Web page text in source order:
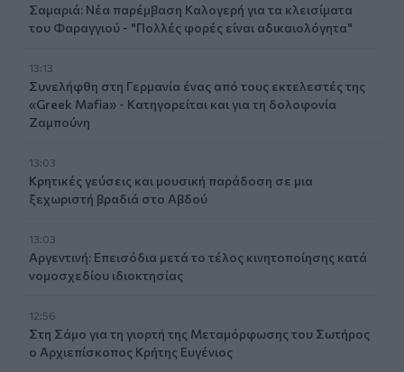
Σαμαριά: Νέα παρέμβαση Καλογερή για τα κλεισίματα
του Φαραγγιού - "Πολλές φορές είναι αδικαιολόγητα"
13:13
Συνελήφθη στη Γερμανία ένας από τους εκτελεστές της
«Greek Mafia» - Κατηγορείται και για τη δολοφονία
Ζαμπούνη
13:03
Κρητικές γεύσεις και μουσική παράδοση σε μια
ξεχωριστή βραδιά στο Αβδού
13:03
Αργεντινή: Επεισόδια μετά το τέλος κινητοποίησης κατά
νομοσχεδίου ιδιοκτησίας
12:56
Στη Σάμο για τη γιορτή της Μεταμόρφωσης του Σωτήρος
ο Αρχιεπίσκοπος Κρήτης Ευγένιος